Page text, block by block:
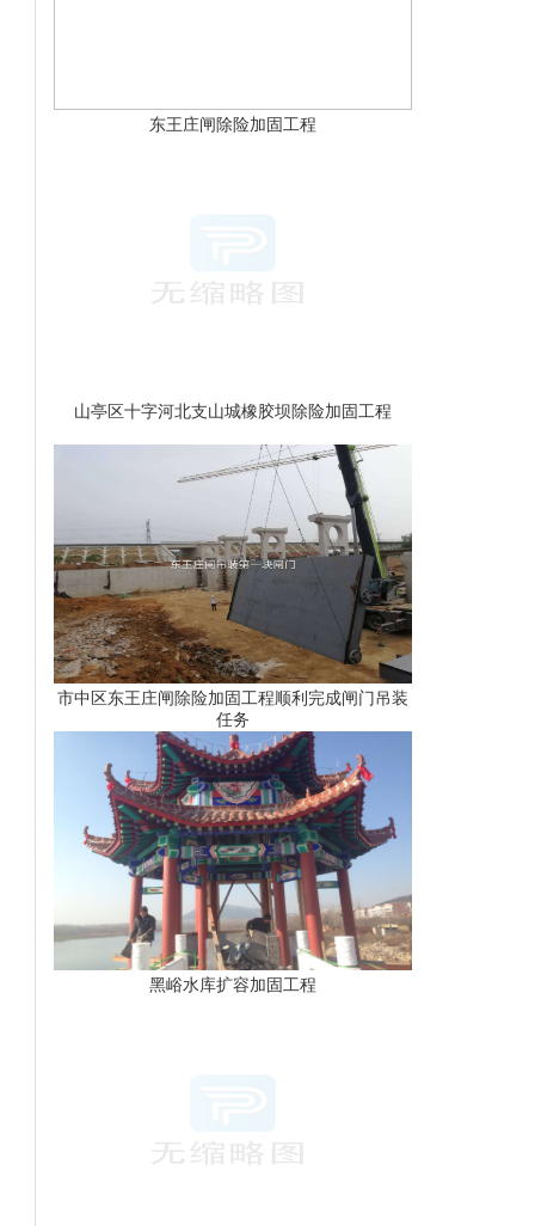
东王庄闸除险加固工程
山亭区十字河北支山城橡胶坝除险加固工程
市中区东王庄闸除险加固工程顺利完成闸门吊装
任务
黑峪水库扩容加固工程